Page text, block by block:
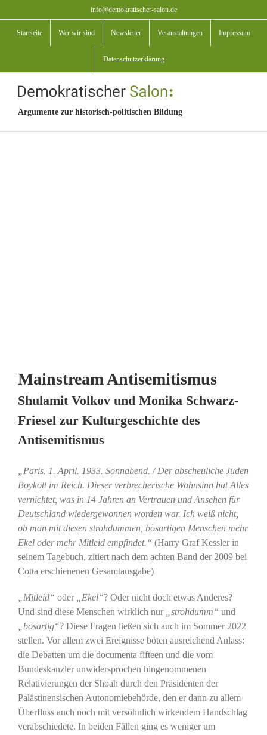
Inhalt
springen
info@demokratischer-salon.de
Startseite Wer wir sind Newsletter Veranstaltungen Impressum
Datenschutzerklärung
Argumente zur historisch-politischen Bildung
Mainstream Antisemitismus
Shulamit Volkov und Monika Schwarz-
Friesel zur Kulturgeschichte des
Antisemitismus
„Paris. 1. April. 1933. Sonnabend. / Der abscheuliche Juden
Boykott im Reich. Dieser verbrecherische Wahnsinn hat Alles
vernichtet, was in 14 Jahren an Vertrauen und Ansehen für
Deutschland wiedergewonnen worden war. Ich weiß nicht,
ob man mit diesen strohdummen, bösartigen Menschen mehr
Ekel oder mehr Mitleid empfindet.“ (Harry Graf Kessler in
seinem Tagebuch, zitiert nach dem achten Band der 2009 bei
Cotta erschienenen Gesamtausgabe)
„Mitleid“ oder „Ekel“? Oder nicht doch etwas Anderes?
Und sind diese Menschen wirklich nur
„strohdumm“ und
„bösartig“? Diese Fragen ließen sich auch im Sommer 2022
stellen. Vor allem zwei Ereignisse böten ausreichend Anlass:
die Debatten um die documenta fifteen und die vom
Bundeskanzler unwidersprochen hingenommenen
Relativierungen der Shoah durch den Präsidenten der
Palästinensischen Autonomiebehörde, den er dann zu allem
Überfluss auch noch mit versöhnlich wirkendem Handschlag
verabschiedete. In beiden Fällen ging es weniger um